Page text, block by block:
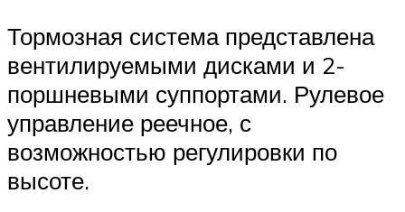
Тормозная система представлена
вентилируемыми дисками и 2-
поршневыми суппортами. Рулевое
управление реечное, с
возможностью регулировки по
высоте.